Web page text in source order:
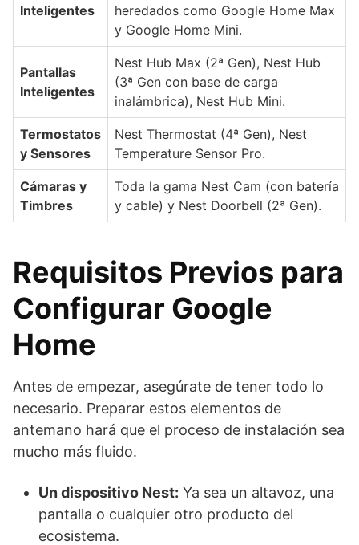
Inteligentes
heredados como Google Home Max
y Google Home Mini.
Pantallas
Inteligentes
Nest Hub Max (2ª Gen), Nest Hub
(3ª Gen con base de carga
inalámbrica), Nest Hub Mini.
Termostatos
y Sensores
Nest Thermostat (4ª Gen), Nest
Temperature Sensor Pro.
Cámaras y
Timbres
Toda la gama Nest Cam (con batería
y cable) y Nest Doorbell (2ª Gen).
Requisitos Previos para
Configurar Google
Home
Antes de empezar, asegúrate de tener todo lo
necesario. Preparar estos elementos de
antemano hará que el proceso de instalación sea
mucho más fluido.
Un dispositivo Nest: Ya sea un altavoz, una
pantalla o cualquier otro producto del
ecosistema.